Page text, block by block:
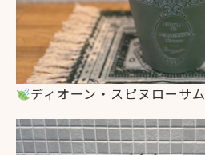
ディオーン・スピヌローサム